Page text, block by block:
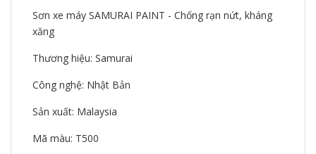
Sơn xe máy SAMURAI PAINT - Chống rạn nứt, kháng
xăng
Thương hiệu: Samurai
Công nghệ: Nhật Bản
Sản xuất: Malaysia
Mã màu: T500